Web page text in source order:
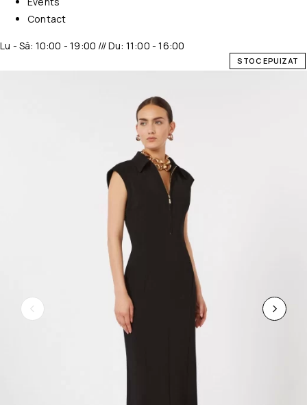
Contact
Lu - Sâ: 10:00 - 19:00 /// Du: 11:00 - 16:00
STOC EPUIZAT